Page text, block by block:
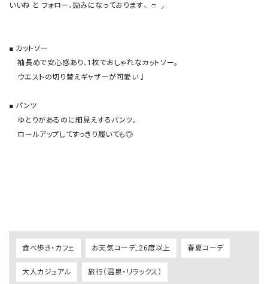
いいね と フォロー、励みになっております⸜  ෆ‪  ‪⸝‍
■ カットソー
    袖長めで安心感あり、1枚でおしゃれなカットソー。
■ パンツ
食べ歩き・カフェ お天気コーデ_26度以上 春夏コーデ
大人カジュアル 旅行（温泉・リラックス）